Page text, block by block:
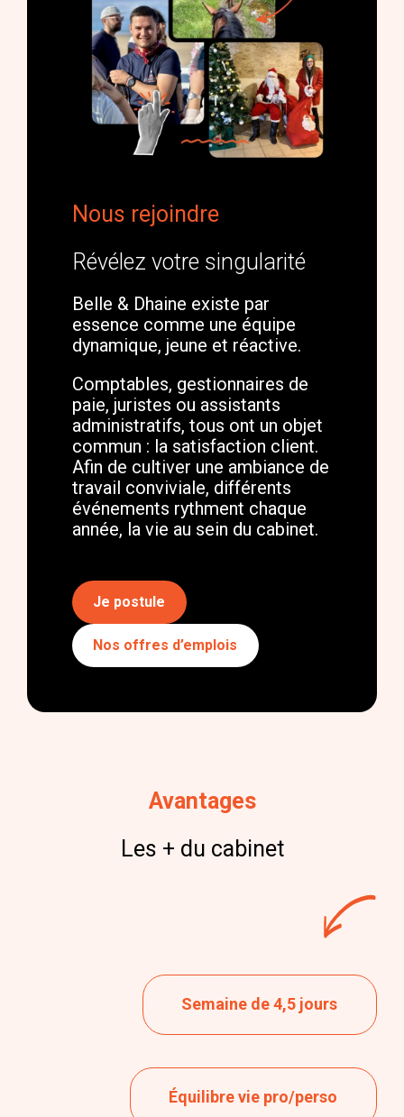
Nous rejoindre
Révélez votre singularité
Belle & Dhaine existe par
essence comme une équipe
dynamique, jeune et réactive.
Comptables, gestionnaires de
paie, juristes ou assistants
administratifs, tous ont un objet
commun : la satisfaction client.
Afin de cultiver une ambiance de
travail conviviale, différents
événements rythment chaque
année, la vie au sein du cabinet.
Je postule
Nos offres d’emplois
Avantages
Les + du cabinet
Semaine de 4,5 jours
Équilibre vie pro/perso